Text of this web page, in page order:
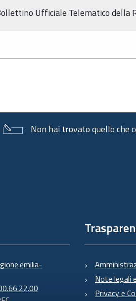
Ufficiale Telematico della
Non hai trovato quello che
Note legali
Privacy e